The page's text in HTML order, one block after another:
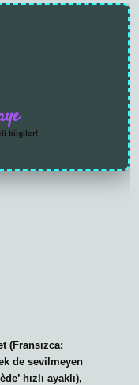
bilgiler!
(Fransızca:
de sevilmeyen
hızlı ayaklı),